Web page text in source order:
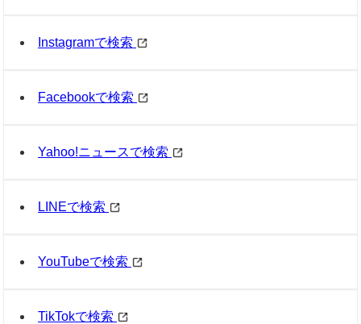
Instagramで検索
Facebookで検索
Yahoo!ニュースで検索
LINEで検索
YouTubeで検索
TikTokで検索